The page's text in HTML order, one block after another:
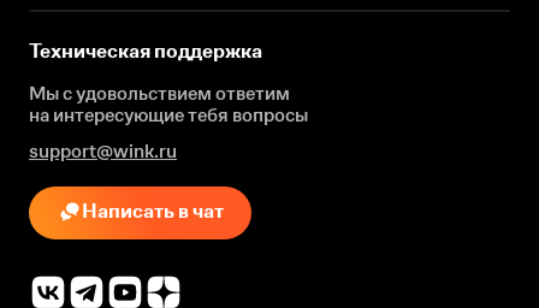
Техническая поддержка
Мы с удовольствием ответим
на интересующиетебя вопросы
support@wink.ru
Написать в чат